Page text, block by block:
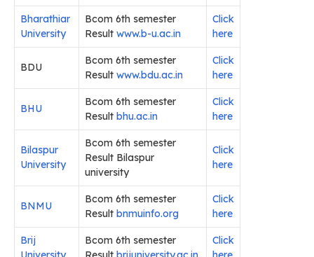
Bharathiar
University
Bcom 6th semester
Result www.b-u.ac.in
Click
here
BDU
Bcom 6th semester
Result www.bdu.ac.in
Click
here
BHU
Bcom 6th semester
Result bhu.ac.in
Click
here
Bilaspur
University
Bcom 6th semester
Result Bilaspur
university
Click
here
BNMU
Bcom 6th semester
Result bnmuinfo.org
Click
here
Brij
Bcom 6th semester
Click